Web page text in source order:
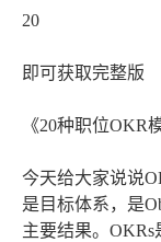
20
即可获取完整版
《20种职位OKR
今天给大家说说
是目标体系，是
主要结果。